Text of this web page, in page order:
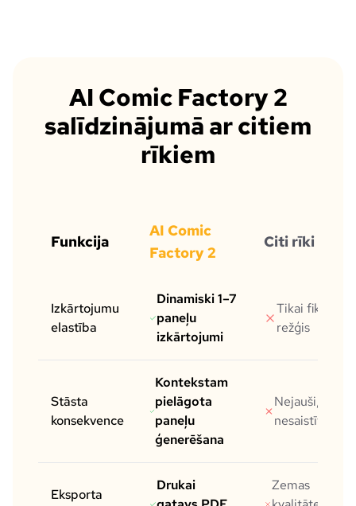
AI Comic Factory 2
salīdzinājumā ar citiem
rīkiem
Funkcija
AI Comic
Factory 2
Citi rīki
Izkārtojumu
elastība
Dinamiski 1–7
paneļu
izkārtojumi
Tikai fiksēts
režģis
Stāsta
konsekvence
Kontekstam
pielāgota
paneļu
ģenerēšana
Nejauši,
nesaistīti
Eksporta
Drukai
Zemas